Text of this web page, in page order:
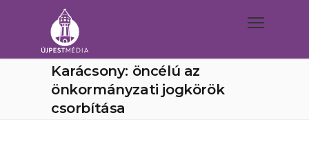
Karácsony: öncélú az
önkormányzati jogkörök
csorbítása